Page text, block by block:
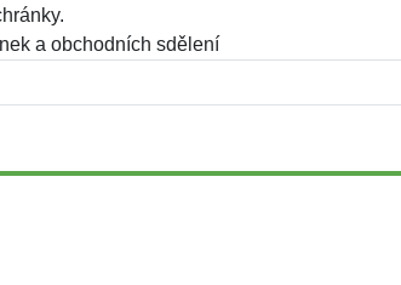
a obchodních sdělení